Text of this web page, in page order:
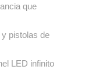
que
pistolas de
LED infinito